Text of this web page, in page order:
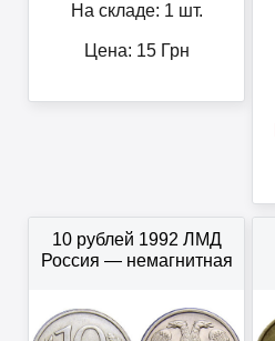
На складе: 1 шт.
Цена: 15Грн
10 рублей 1992 ЛМД
Россия — немагнитная